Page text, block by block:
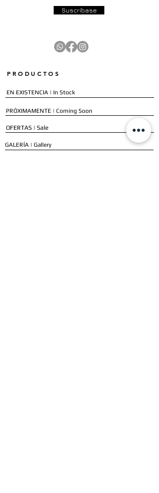
Suscríbase
PRODUCTOS
EN EXISTENCIA | In Stock
PRÓXIMAMENTE | Coming Soon
OFERTAS | Sale
GALERÍA | Gallery